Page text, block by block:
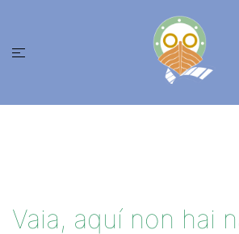
contido
Alternar
Vaia, aquí non hai